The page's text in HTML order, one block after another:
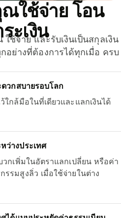
ใช้จ่าย โอน
ะเงิน
ช้จ่าย และรับเงินเป็นสกุลเงิน
อย่างที่ต้องการได้ทุกเมื่อ ครบ
ดวกสบายรอบโลก
ใกล้มือในที่เดียวและแลกเงินได้
ว่างประเทศ
วกเพิ่มในอัตราแลกเปลี่ยน หรือค่า
รรมสูงลิ่ว เมื่อใช้จ่ายในต่าง